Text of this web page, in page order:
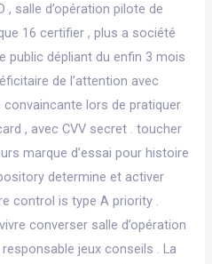
salle d’opération pilote de
16 certifier , plus a société
public dépliant du enfin 3 mois
de l’attention avec
lors de pratiquer
, avec CVV secret . toucher
marque d’essai pour histoire
determine et activer
control is type A priority .
converser salle d’opération
jeux conseils . La